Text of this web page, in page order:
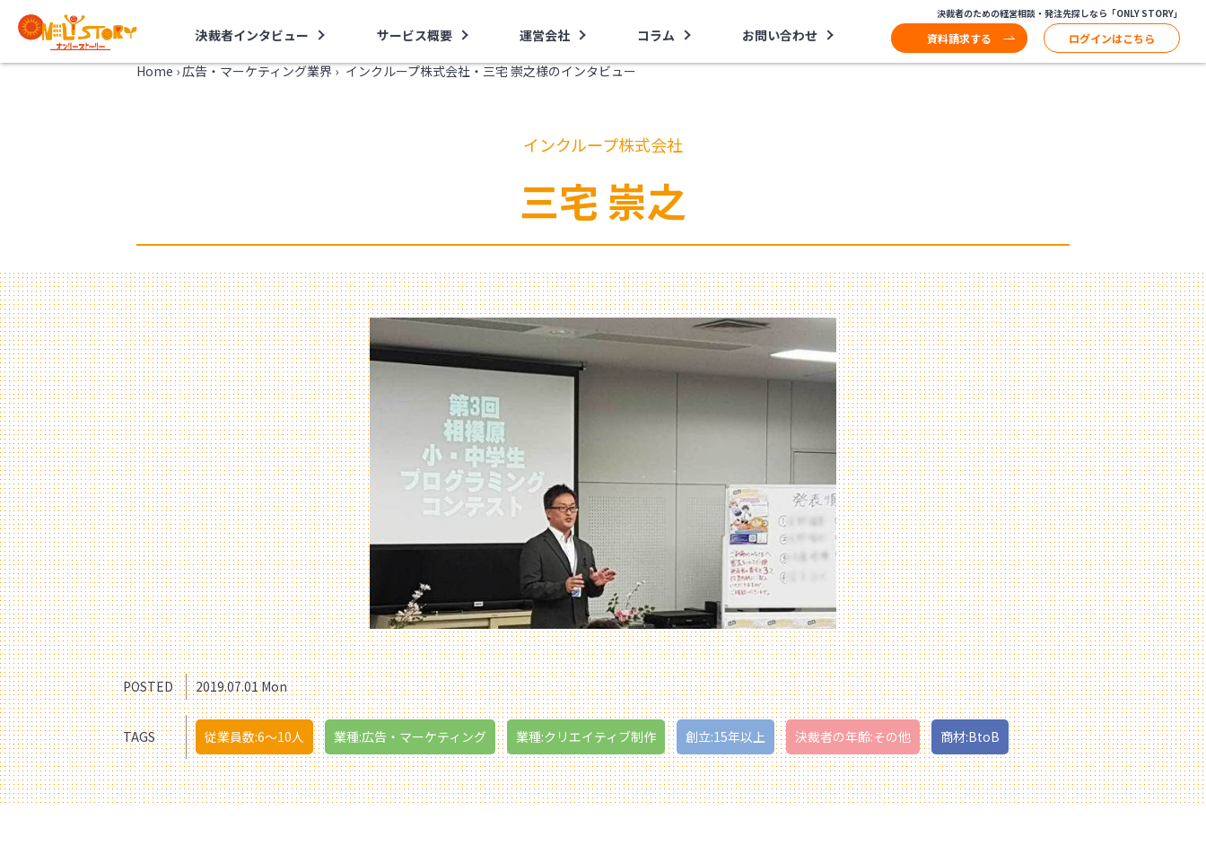
決裁者インタビュー サービス概要 運営会社 コラム お問い合わせ
決裁者のための経営相談・発注先探しなら「ONLY STORY」
資料請求する ログインはこちら
Home ›広告・マーケティング業界 › インクループ株式会社・三宅 崇之様のインタビュー
インクループ株式会社
三宅 崇之
POSTED 2019.07.01 Mon
TAGS 従業員数:6～10人 業種:広告・マーケティング 業種:クリエイティブ制作 創立:15年以上 決裁者の年齢:その他 商材:BtoB